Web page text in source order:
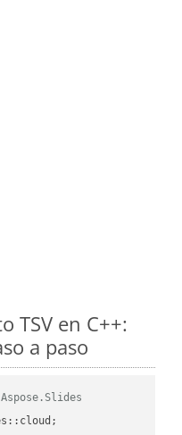
TSV en C++:
a paso